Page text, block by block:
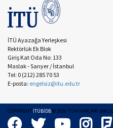
İTÜ Ayazağa Yerleşkesi
Rektörlük Ek Blok
Giriş Kat Oda No: 133
Maslak - Sarıyer / İstanbul
Tel: 0 (212) 285 70 53
E-posta: engelsiz@itu.edu.tr
COPYRIGHT İTÜBİDB©2026 TÜM HAKLARI